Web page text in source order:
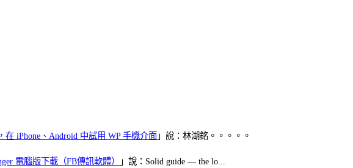
在 iPhone、Android 中試用 WP 手機介面 」說：林湖銘。。。。。
電腦版下載（FB傳訊軟體） 」說：Solid guide — the lo...